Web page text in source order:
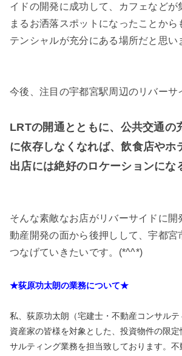
イドの開発に成功して、カフェなどが
まるお洒落スポットになったことから
テンシャルが充分にある場所だと思い
今後、注目の宇都宮駅周辺のリバーサ
LRTの開通とともに、公共交通の
に依存しなくなれば、飲食店やホ
出店には絶好のロケーションにな
そんな素敵なお店がリバーサイドに開
動産開発の面から後押しして、宇都宮
つなげていきたいです。(*^^*)
★荻原功太朗の業務について★
私、荻原功太朗（宅建士・不動産コンサル
資産家の皆様を対象とした、投資物件の限
サルティング業務を担当致しております。不